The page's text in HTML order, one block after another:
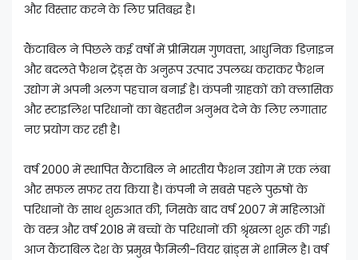
और विस्तार करने के लिए प्रतिबद्ध है।
कैंटाबिल ने पिछले कई वर्षों में प्रीमियम गुणवत्ता, आधुनिक डिज़ाइन
और बदलते फैशन ट्रेंड्स के अनुरूप उत्पाद उपलब्ध कराकर फैशन
उद्योग में अपनी अलग पहचान बनाई है। कंपनी ग्राहकों को क्लासिक
और स्टाइलिश परिधानों का बेहतरीन अनुभव देने के लिए लगातार
नए प्रयोग कर रही है।
वर्ष 2000 में स्थापित कैंटाबिल ने भारतीय फैशन उद्योग में एक लंबा
और सफल सफर तय किया है। कंपनी ने सबसे पहले पुरुषों के
परिधानों के साथ शुरुआत की, जिसके बाद वर्ष 2007 में महिलाओं
के वस्त्र और वर्ष 2018 में बच्चों के परिधानों की श्रृंखला शुरू की गई।
आज कैंटाबिल देश के प्रमुख फैमिली-वियर ब्रांड्स में शामिल है। वर्ष